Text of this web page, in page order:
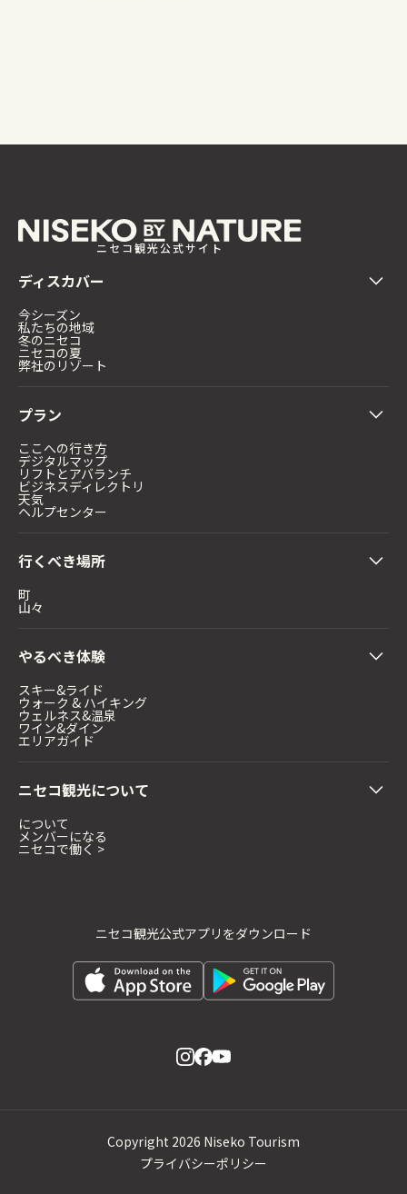
ニセコ観光公式サイト
ディスカバー
今シーズン
私たちの地域
冬のニセコ
ニセコの夏
弊社のリゾート
プラン
ここへの行き方
デジタルマップ
リフトとアバランチ
ビジネスディレクトリ
天気
ヘルプセンター
行くべき場所
町
山々
やるべき体験
スキー&ライド
ウォーク & ハイキング
ウェルネス&温泉
ワイン&ダイン
エリアガイド
ニセコ観光について
について
メンバーになる
ニセコで働く >
ニセコ観光公式アプリをダウンロード
Copyright 2026 Niseko Tourism
プライバシーポリシー